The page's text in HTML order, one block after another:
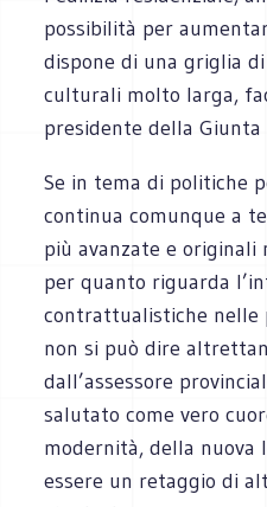
possibilità per
dispone di una griglia
culturali molto larga,
presidente della Giunta
Se in tema di politiche
continua comunque a
più avanzate e originali
per quanto riguarda
contrattualistiche nelle
non si può dire
dall’assessore
salutato come vero
modernità, della nuova
essere un retaggio di